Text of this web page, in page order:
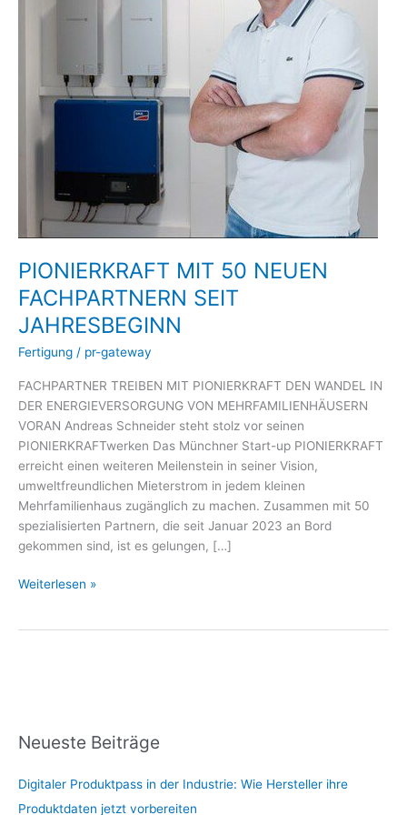
PIONIERKRAFT MIT 50 NEUEN
FACHPARTNERN SEIT
JAHRESBEGINN
Fertigung / pr-gateway
FACHPARTNER TREIBEN MIT PIONIERKRAFT DEN WANDEL IN
DER ENERGIEVERSORGUNG VON MEHRFAMILIENHÄUSERN
VORAN Andreas Schneider steht stolz vor seinen
PIONIERKRAFTwerken Das Münchner Start-up PIONIERKRAFT
erreicht einen weiteren Meilenstein in seiner Vision,
umweltfreundlichen Mieterstrom in jedem kleinen
Mehrfamilienhaus zugänglich zu machen. Zusammen mit 50
spezialisierten Partnern, die seit Januar 2023 an Bord
gekommen sind, ist es gelungen, […]
Weiterlesen »
Neueste Beiträge
Digitaler Produktpass in der Industrie: Wie Hersteller ihre
Produktdaten jetzt vorbereiten